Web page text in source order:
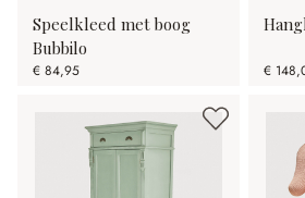
Speelkleed met boog
Bubbilo
€ 84,95 €